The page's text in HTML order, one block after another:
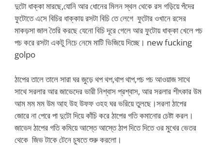
দুটো ধাক্কা মারছে,যোনি আর ধোনের মিলন স্থল থেকে রস গড়িয়ে পঁদের
ফুটোতে এসে বিচির ধাক্কায় রসটা বিচি তে লেগে ফুটোর ওখানে রসের
মাকড়সা জাল তৈরি করছে যেনো বিচি দূরে গেলে আর ফুটোয় ধাক্কা খেলে পচ
পচ করে রসটা একটু নিচে নেমে মাটি ভিজিয়ে দিচ্ছে। new fucking
golpo
ঠাপের তালে তালে সারা ঘর জুড়ে থপ থপ,থাপ থাপ,পচ পচ আওয়াজ সাথে
সাথে সরলার আর জাভেদের ভারী নিশ্বাস প্রশ্বাস, আর সরলার শীৎকার উম
আম মম মম উম আহ উহ উফফ ওহহ ঘর ভরিয়ে তুলছে।সরলা ঠাপের
জোরে না পেরে পা দুটো দিয়ে কাঁচি করে ঠাপের গতি কমানোর চেষ্টা করল।
জাভেদ ঠাপের গতি কমিয়ে আস্তে আস্তে ঠাপ দিতে দিতে ওর মুখের ভেতর
থেকে জিভ টাকে টেনে চুষতে শুরু করলো।